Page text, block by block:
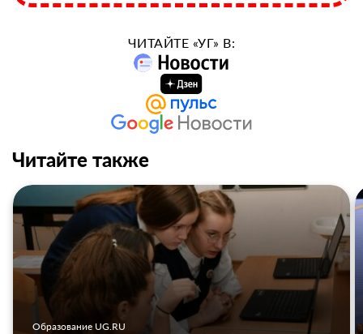
ЧИТАЙТЕ «УГ» В:
Читайте также
Образование UG.RU